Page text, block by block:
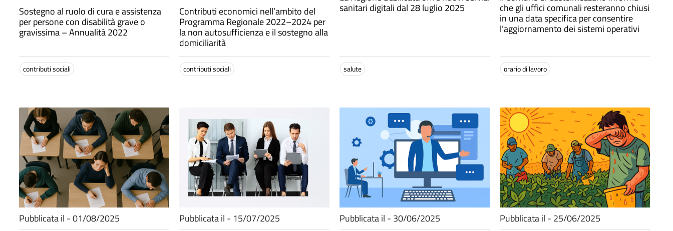
Sostegno al ruolo di cura e assistenza
per persone con disabilità grave o
gravissima – Annualità 2022
contributi sociali
autosufficienti e persone con
disabilità
Contributi economici nell’ambito del
Programma Regionale 2022–2024 per
la non autosufficienza e il sostegno alla
domiciliarità
contributi sociali
sanitari digitali dal 28 luglio 2025
salute
che gli uffici comunali resteranno chiusi
in una data specifica per consentire
l’aggiornamento dei sistemi operativi
orario di lavoro
Pubblicata il - 01/08/2025 Pubblicata il - 15/07/2025 Pubblicata il - 30/06/2025 Pubblicata il - 25/06/2025